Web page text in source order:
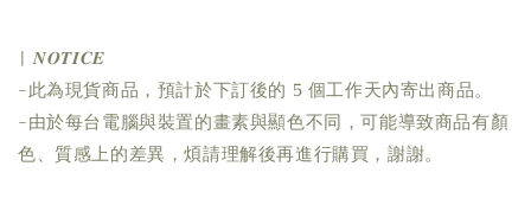
| 𝑵𝑶𝑻𝑰𝑪𝑬
-此為現貨商品，預計於下訂後的 5 個工作天內寄出商品。
-由於每台電腦與裝置的畫素與顯色不同，可能導致商品有顏
色、質感上的差異，煩請理解後再進行購買，謝謝。